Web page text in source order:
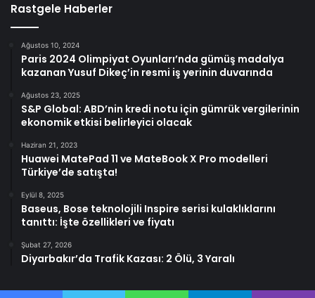
Rastgele Haberler
Ağustos 10, 2024
Paris 2024 Olimpiyat Oyunları’nda gümüş madalya
kazanan Yusuf Dikeç’in resmi iş yerinin duvarında
Ağustos 23, 2025
S&P Global: ABD’nin kredi notu için gümrük vergilerinin
ekonomik etkisi belirleyici olacak
Haziran 21, 2023
Huawei MatePad 11 ve MateBook X Pro modelleri
Türkiye’de satışta!
Eylül 8, 2025
Baseus, Bose teknolojili Inspire serisi kulaklıklarını
tanıttı: İşte özellikleri ve fiyatı
Şubat 27, 2026
Diyarbakır’da Trafik Kazası: 2 Ölü, 3 Yaralı